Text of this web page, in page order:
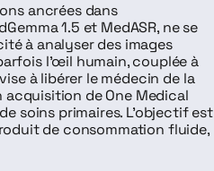
ancrées dans
1.5 et MedASR, ne se
à analyser des images
l'œil humain, couplée à
à libérer le médecin de la
de One Medical
soins primaires. L'objectif est
de consommation fluide,